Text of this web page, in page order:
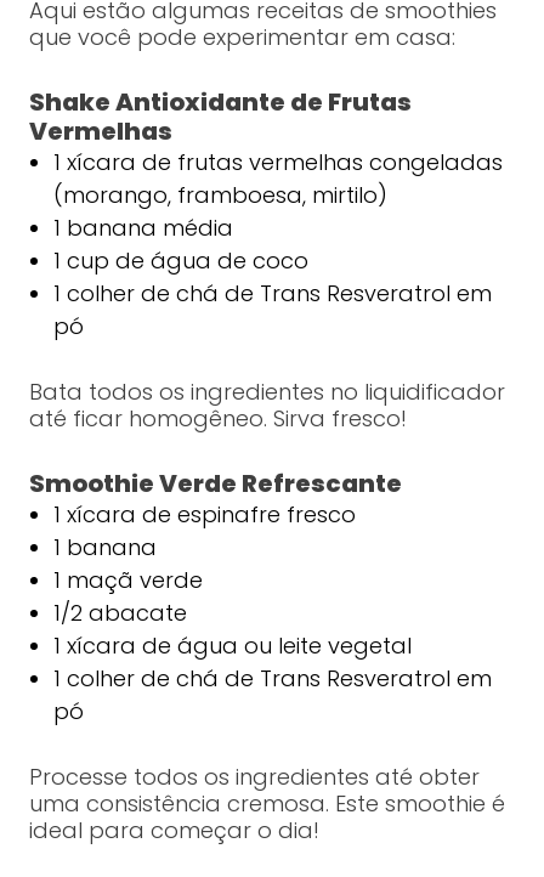
Aqui estão algumas receitas de smoothies
que você pode experimentar em casa:
Shake Antioxidante de Frutas
Vermelhas
1 xícara de frutas vermelhas congeladas
(morango, framboesa, mirtilo)
1 banana média
1 cup de água de coco
1 colher de chá de Trans Resveratrol em
pó
Bata todos os ingredientes no liquidificador
até ficar homogêneo. Sirva fresco!
Smoothie Verde Refrescante
1 xícara de espinafre fresco
1 banana
1 maçã verde
1/2 abacate
1 xícara de água ou leite vegetal
1 colher de chá de Trans Resveratrol em
pó
Processe todos os ingredientes até obter
uma consistência cremosa. Este smoothie é
ideal para começar o dia!